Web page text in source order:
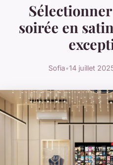
soirée en
Sofia•14 juillet